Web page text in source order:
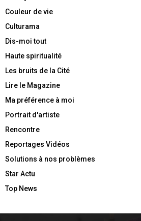
Couleur de vie
Culturama
Dis-moi tout
Haute spiritualité
Les bruits de la Cité
Lire le Magazine
Ma préférence à moi
Portrait d'artiste
Rencontre
Reportages Vidéos
Solutions à nos problèmes
Star Actu
Top News